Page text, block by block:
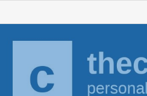
to
content